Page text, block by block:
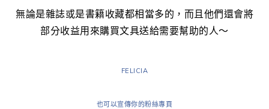
無論是雜誌或是書籍收藏都相當多的，而且他們還會將
部分收益用來購買文具送給需要幫助的人～
FELICIA
也可以宣傳你的粉絲專頁